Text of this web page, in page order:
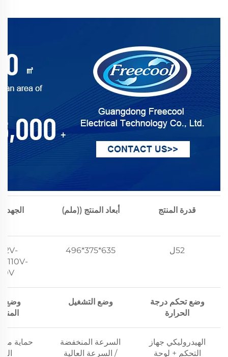
قدرة المنتج أبعاد المنتج ((ملم) الجهد
52ل 635*375*496
وضع تحكم درجة
الحرارة
وضع التشغيل
وضع
الهيدروليكي جهاز
التحكم + لوحة
السرعة المنخفضة
/ السرعة العالية
حماية